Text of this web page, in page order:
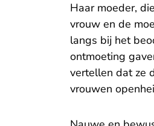
Haar moeder,
vrouw en de
langs bij het
ontmoeting
vertellen dat ze
vrouwen